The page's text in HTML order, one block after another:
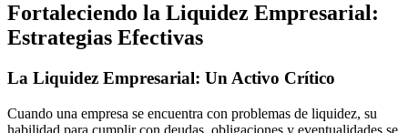
Fortaleciendo la Liquidez Empresarial:
Estrategias Efectivas
La Liquidez Empresarial: Un Activo Crítico
Cuando una empresa se encuentra con problemas de liquidez, su
habilidad para cumplir con deudas, obligaciones y eventualidades se